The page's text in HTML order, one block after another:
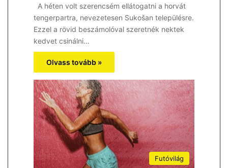
A héten volt szerencsém ellátogatni a horvát
tengerpartra, nevezetesen Sukošan településre.
Ezzel a rövid beszámolóval szeretnék nektek
kedvet csinálni…
Olvass tovább »
Futóvilág